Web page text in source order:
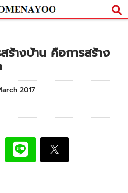
างบ้าน คือการสร้าง
2017